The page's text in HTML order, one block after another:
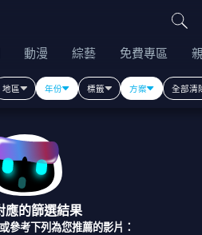
動漫 綜藝 免費專區
地區 年份 標籤 方案 全部清
應的篩選結果
參考下列為您推薦的影片：